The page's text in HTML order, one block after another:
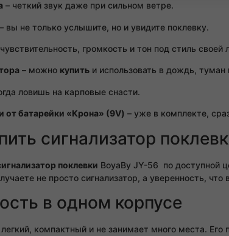
– четкий звук даже при сильном ветре.
– вы не только услышите, но и увидите поклевку.
громкость и тон под стиль своей
– можно купить и использовать в дождь,
ловишь на карповые снасти.
от батарейки «Крона» (9V) – уже в комплекте,
сигнализатор
поклевки BoyaBy JY-56 по доступной
не просто сигнализатор, а уверенность,
в одном корпусе
легкий, компактный и не занимает много места. Его